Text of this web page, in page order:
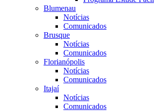
Blumenau
Notícias
Comunicados
Brusque
Notícias
Comunicados
Florianópolis
Notícias
Comunicados
Itajaí
Notícias
Comunicados